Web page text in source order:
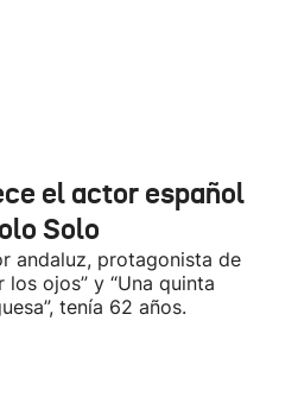
el actor español
Solo
andaluz, protagonista de
los ojos” y “Una quinta
tenía 62 años.